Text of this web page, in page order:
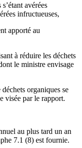
avérées
infructueuses,
apporté au
à réduire les déchets
le ministre envisage
organiques se
visée par le rapport.
au plus tard un an
7.1 (8) est fournie.